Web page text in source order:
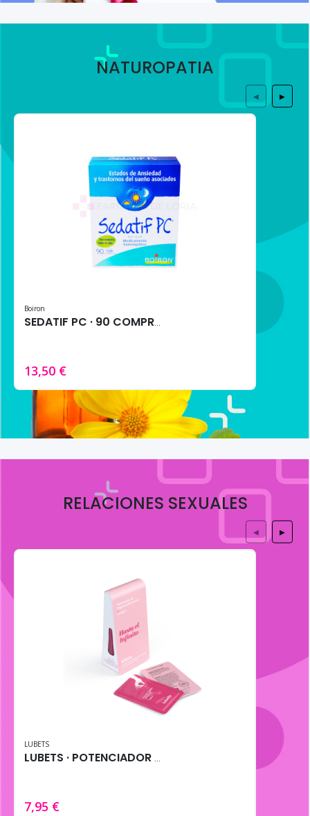
NATUROPATIA
Boiron
SEDATIF PC · 90 COMPRIMIDOS
13,50 €
◀ ▶
RELACIONES SEXUALES
LUBETS
LUBETS · POTENCIADOR DE ORGASMO FEMENINO (10 uni)
7,95 €
◀ ▶